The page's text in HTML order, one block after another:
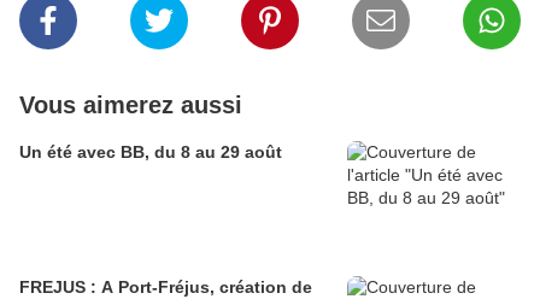
Vous aimerez aussi
Un été avec BB, du 8 au 29 août
FREJUS : A Port-Fréjus, création de